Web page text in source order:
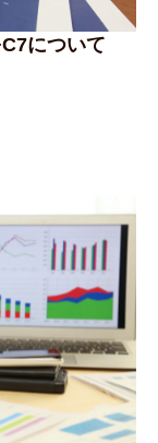
について